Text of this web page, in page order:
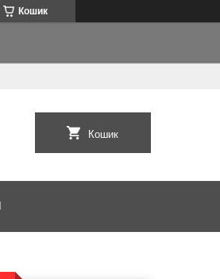
Кошик
Кошик